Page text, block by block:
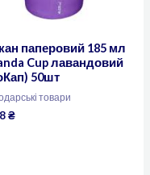
паперовий 185 мл
Cup лавандовий
50шт
товари
₴